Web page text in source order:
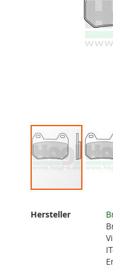
der
Weitere
Hersteller